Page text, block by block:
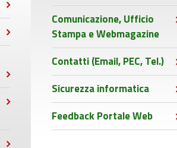
Comunicazione, Ufficio
Stampa e Webmagazine
Contatti (Email, PEC, Tel.)
Sicurezza informatica
Feedback Portale Web